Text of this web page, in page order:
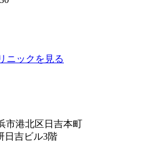
ニックを見る
市港北区日吉本町
日吉ビル3階